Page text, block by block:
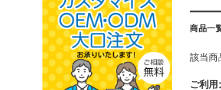
商品一
該当商
ご利用